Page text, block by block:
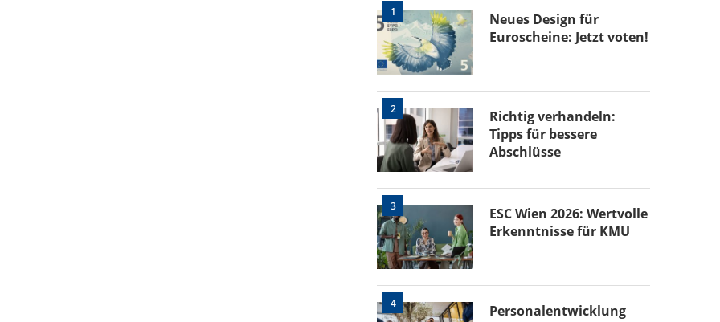
1
Neues Design für
Euroscheine: Jetzt voten!
2
Richtig verhandeln:
Tipps für bessere
Abschlüsse
3
ESC Wien 2026: Wertvolle
Erkenntnisse für KMU
4
Personalentwicklung